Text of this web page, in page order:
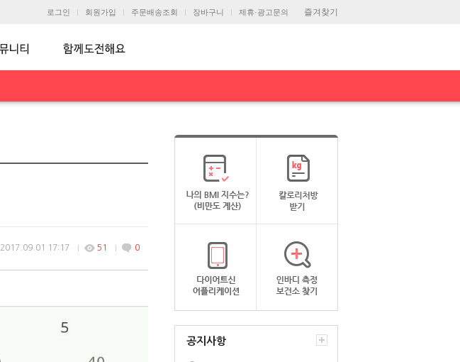
즐겨찾기
로그인 회원가입 주문배송조회 장바구니 제휴·광고문의
2017.09.01 17:17 51 0
공지사항